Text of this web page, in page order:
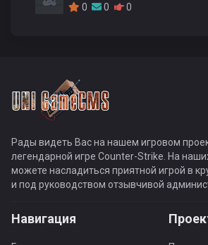
0
0 0
Рады видеть Вас на нашем игровом
легендарной игре Counter-Strike. На
можете насладиться приятной игрой в
и под руководством отзывчивой
Навигация